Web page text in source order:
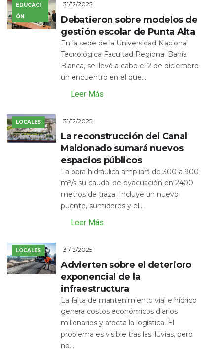
EDUCACI
ÓN
31/12/2025
Debatieron sobre modelos de
gestión escolar de Punta Alta
En la sede de la Universidad Nacional
Tecnológica Facultad Regional Bahía
Blanca, se llevó a cabo el 2 de diciembre
un encuentro en el que...
Leer Más
LOCALES 31/12/2025
La reconstrucción del Canal
Maldonado sumará nuevos
espacios públicos
La obra hidráulica ampliará de 300 a 900
m³/s su caudal de evacuación en 2400
metros de traza. Incluye un nuevo
puente, sumideros y el...
Leer Más
LOCALES 31/12/2025
Advierten sobre el deterioro
exponencial de la
infraestructura
La falta de mantenimiento vial e hídrico
genera costos económicos diarios
millonarios y afecta la logística. El
problema es visible tras las lluvias, pero
no...